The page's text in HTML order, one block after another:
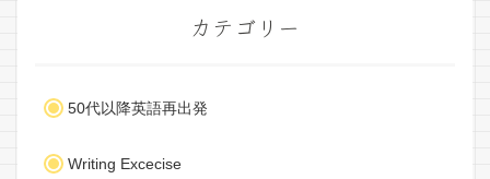
カテゴリー
50代以降英語再出発
Writing Excecise